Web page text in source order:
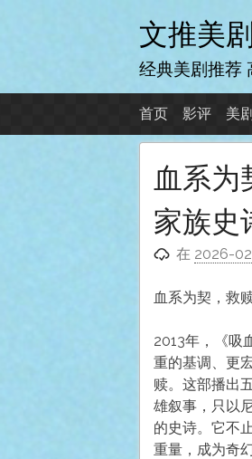
跳
至
内
文推美剧
经典美剧推荐
首页 影评 美
血系
家族史
在 2026-
血系为契，救
2013年，《吸
重的基调、更
赎。这部播出
雄叙事，只以
的史诗。它不
重量，成为奇